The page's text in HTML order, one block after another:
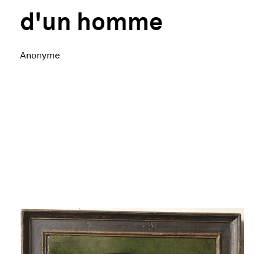
d'un homme
Anonyme